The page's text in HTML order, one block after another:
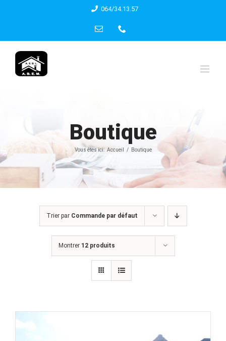
content
064/34.13.57
Email
Boutique
Vous êtes ici: Accueil Boutique
Trier par Commande par défaut
Montrer 12 produits